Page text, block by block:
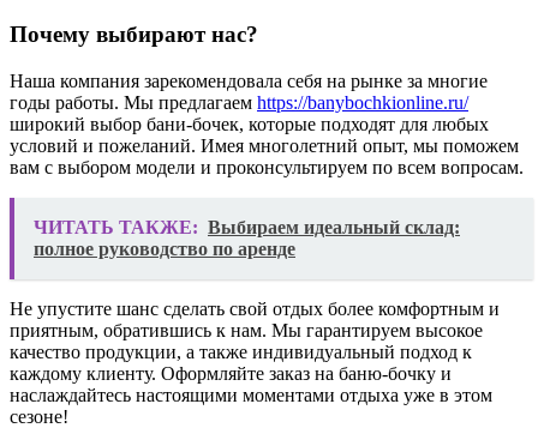
Почему выбирают нас?
Наша компания зарекомендовала себя на рынке за многие
годы работы. Мы предлагаем https://banybochkionline.ru/
широкий выбор бани-бочек, которые подходят для любых
условий и пожеланий. Имея многолетний опыт, мы поможем
вам с выбором модели и проконсультируем по всем вопросам.
ЧИТАТЬ ТАКЖЕ: Выбираем идеальный склад:
полное руководство по аренде
Не упустите шанс сделать свой отдых более комфортным и
приятным, обратившись к нам. Мы гарантируем высокое
качество продукции, а также индивидуальный подход к
каждому клиенту. Оформляйте заказ на баню-бочку и
наслаждайтесь настоящими моментами отдыха уже в этом
сезоне!